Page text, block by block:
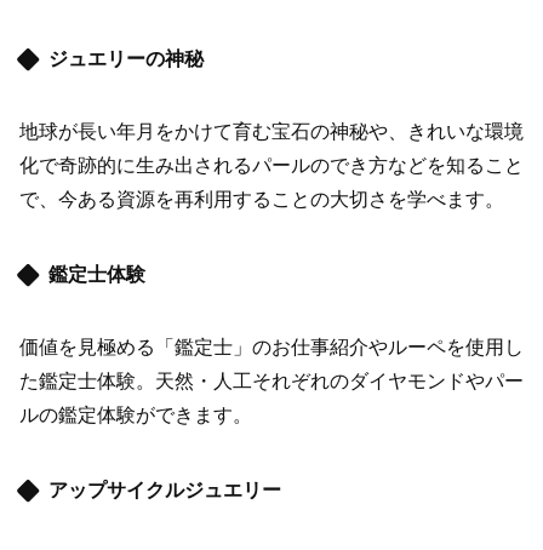
ジュエリーの神秘
地球が長い年月をかけて育む宝石の神秘や、きれいな環境
化で奇跡的に生み出されるパールのでき方などを知ること
で、今ある資源を再利用することの大切さを学べます。
鑑定士体験
価値を見極める「鑑定士」のお仕事紹介やルーペを使用し
た鑑定士体験。天然・人工それぞれのダイヤモンドやパー
ルの鑑定体験ができます。
アップサイクルジュエリー